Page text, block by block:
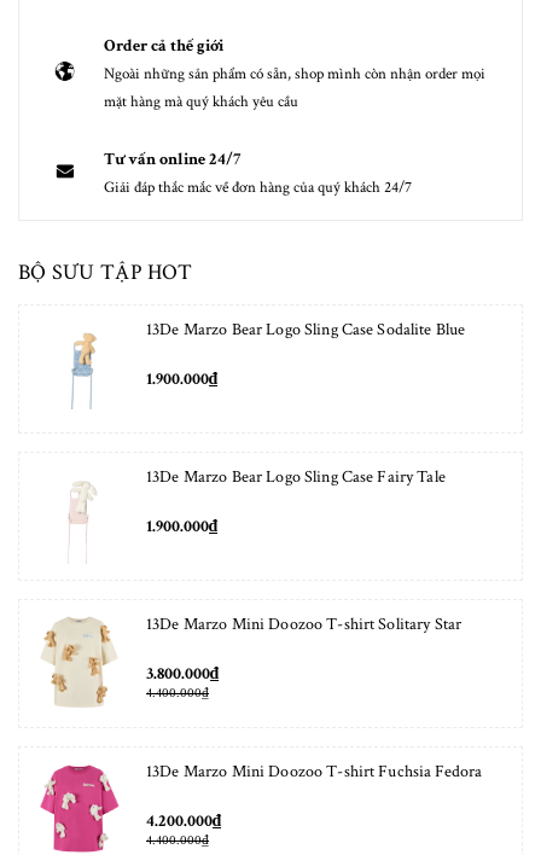
Order cả thế giới
Ngoài những sản phẩm có sẵn, shop mình còn nhận order mọi
mặt hàng mà quý khách yêu cầu
Tư vấn online 24/7
Giải đáp thắc mắc về đơn hàng của quý khách 24/7
BỘ SƯU TẬP HOT
13De Marzo Bear Logo Sling Case Sodalite Blue
1.900.000₫
13De Marzo Bear Logo Sling Case Fairy Tale
1.900.000₫
13De Marzo Mini Doozoo T-shirt Solitary Star
3.800.000₫
4.400.000₫
13De Marzo Mini Doozoo T-shirt Fuchsia Fedora
4.200.000₫
4.400.000₫